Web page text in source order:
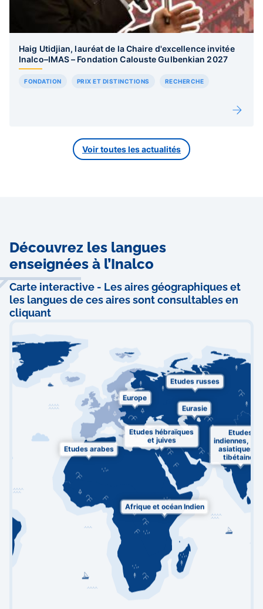
Haig Utidjian, lauréat de la Chaire d'excellence invitée
Inalco–IMAS – Fondation Calouste Gulbenkian 2027
FONDATION PRIX ET DISTINCTIONS RECHERCHE
Voir toutes les actualités
Découvrez les langues
enseignées à l’Inalco
Carte interactive - Les aires géographiques et
les langues de ces aires sont consultables en
cliquant
Afrique et océan Indien
Etudes arabes
Etudes hébraïques
et juives
Etudes
indiennes,
asiatiques et
tibétaines
Etudes russes
Eurasie
Europe